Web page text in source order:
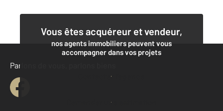
Vous êtes acquéreur et vendeur,
nos agents immobiliers peuvent vous
accompagner dans vos projets
Contacter l'agence
Demander une estimation
Parlons de vous, parlons biens